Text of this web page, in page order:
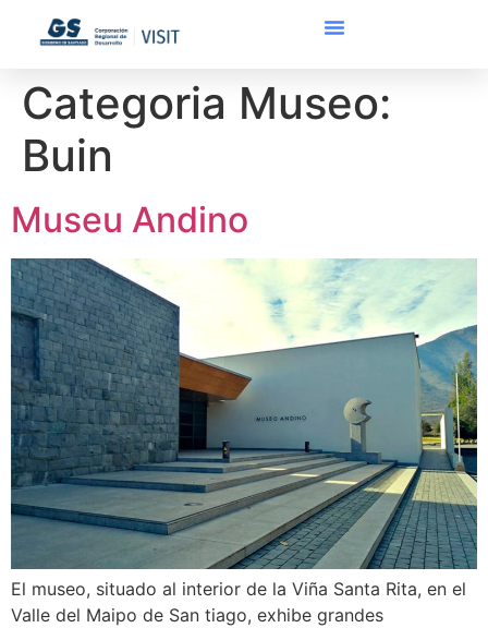
Categoria Museo:
Buin
Museu Andino
El museo, situado al interior de la Viña Santa Rita, en el
Valle del Maipo de San tiago, exhibe grandes